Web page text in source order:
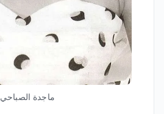
ماجدة الصباحي